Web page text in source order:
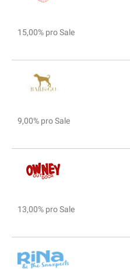
15,00% pro Sale
9,00% pro Sale
13,00% pro Sale